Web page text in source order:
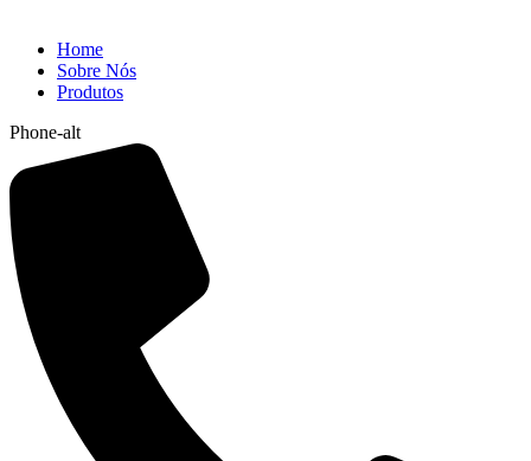
Home
Sobre Nós
Produtos
Phone-alt